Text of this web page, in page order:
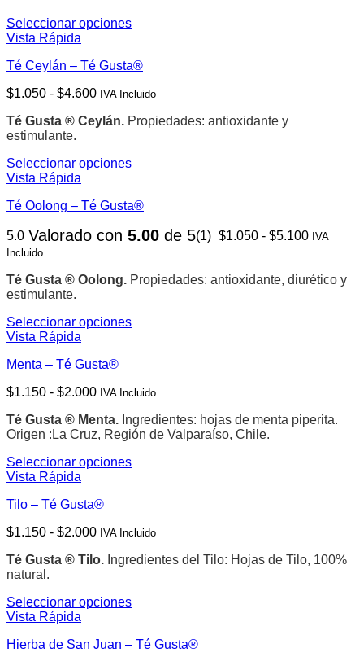
elegir
en
página
producto
hasta
$4.600
Seleccionar opciones
Este
tiene
variantes.
opciones
se
elegir
en
la
página
de
producto
Vista Rápida
Té Ceylán – Té Gusta®
$1.050 - $4.600Rango
precios:
hasta
IVA Incluido
Té Gusta ® Ceylán. Propiedades: antioxidante y
estimulante.
Seleccionar opciones
Este
tiene
variantes.
Las
se
pueden
en
la
de
Vista Rápida
Té Oolong – Té Gusta®
5.0 Valorado con 5.00 de 5(1) $1.050 - $5.100Rango
desde
$1.050
IVA
Incluido
Té Gusta ® Oolong. Propiedades: antioxidante, diurético y
estimulante.
Seleccionar opciones
Este
tiene
variantes.
opciones
se
elegir
en
la
página
de
producto
Vista Rápida
Menta – Té Gusta®
$1.150 - $2.000Rango
precios:
desde
hasta
IVA Incluido
Té Gusta ® Menta. Ingredientes: hojas de menta piperita.
Origen :La Cruz, Región de Valparaíso, Chile.
Seleccionar opciones
Este
tiene
variantes.
opciones
se
elegir
en
la
página
Vista Rápida
Tilo – Té Gusta®
$1.150 - $2.000Rango
precios:
hasta
IVA Incluido
Té Gusta ® Tilo. Ingredientes del Tilo: Hojas de Tilo, 100%
natural.
Seleccionar opciones
Este
tiene
Vista Rápida
Hierba de San Juan – Té Gusta®